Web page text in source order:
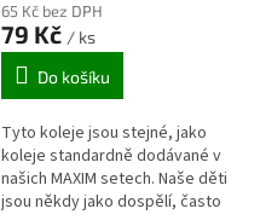
65 Kč bez DPH
79 Kč / ks
Do košíku
Tyto koleje jsou stejné, jako
koleje standardně dodávané v
našich MAXIM setech. Naše děti
jsou někdy jako dospělí, často